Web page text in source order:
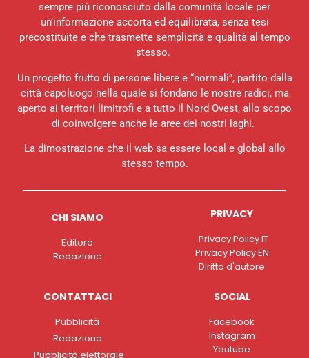
sempre più riconosciuto dalla comunità locale per
un’informazione accorta ed equilibrata, senza tesi
precostituite e che trasmette semplicità e qualità al tempo
stesso.
Un progetto frutto di persone libere e “normali”, partito dalla
città capoluogo nella quale si fondano le nostre radici, ma
aperto ai territori limitrofi e a tutto il Nord Ovest, allo scopo
di coinvolgere anche le aree dei nostri laghi.
La dimostrazione che il web sa essere local e global allo
stesso tempo.
CHI SIAMO
Editore
Redazione
PRIVACY
Privacy Policy IT
Privacy Policy EN
Diritto d'autore
CONTATTACI
Pubblicità
Redazione
Pubblicità elettorale
SOCIAL
Facebook
Instagram
Youtube